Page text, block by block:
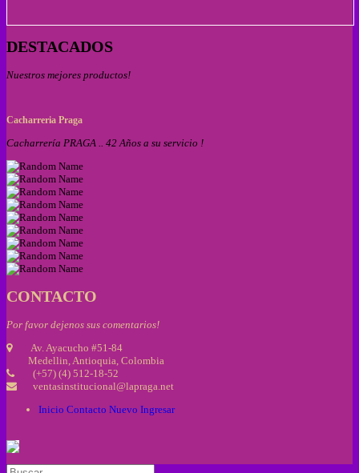
DESTACADOS
Nuestros mejores productos!
Cacharreria Praga
Cacharrería PRAGA .. 42 Años a su servicio !
CONTACTO
Por favor dejenos sus comentarios!
Av. Ayacucho #51-84
Medellin, Antioquia, Colombia
(+57) (4) 512-18-52
ventasinstitucional@lapraga.net
Inicio Contacto Nuevo Ingresar